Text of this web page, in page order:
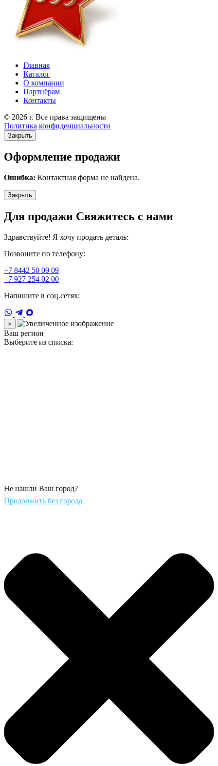
Главная
Каталог
О компании
Партнёрам
Контакты
© 2026 г. Все права защищены
Политика конфиденциальности
Закрыть
Оформление продажи
Ошибка: Контактная форма не найдена.
Закрыть
Для продажи Свяжитесь с нами
Здравствуйте! Я хочу продать деталь:
Позвоните по телефону:
+7 8442 50 09 09
+7 927 254 02 00
Напишите в соц.сетях:
×
Ваш регион
Выберите из списка:
Не нашли Ваш город?
Продолжить без города